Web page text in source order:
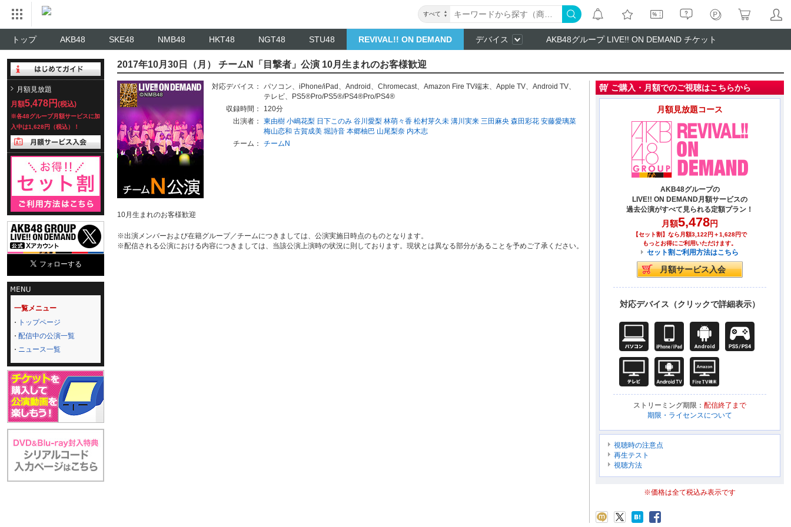
すべて
トップ AKB48 SKE48 NMB48 HKT48 NGT48 STU48 REVIVAL!! ON DEMAND デバイス AKB48グループ LIVE!! ON DEMAND チケット
月額見放題
月額5,478円 (税込)
※各48グループ月額サービスに加
入中は1,628円（税込）！
一覧メニュー
トップページ
配信中の公演一覧
ニュース一覧
2017年10月30日（月） チームN「目撃者」公演 10月生まれのお客様歓迎
対応デバイス： パソコン、 iPhone/iPad 、 Android 、 Chromecast、 Amazon Fire TV端末、 Apple TV、 Android TV、
テレビ、
PS5®Pro/PS5®/PS4®Pro/PS4®
収録時間：
120分
出演者：
東由樹 小嶋花梨 日下このみ 谷川愛梨 林萌々香 松村芽久未 溝川実来 三田麻央 森田彩花 安藤愛璃菜
梅山恋和 古賀成美 堀詩音 本郷柚巴 山尾梨奈 内木志
チーム：
チームN
10月生まれのお客様歓迎
※出演メンバーおよび在籍グループ／チームにつきましては、公演実施日時点のものとなります。
※配信される公演における内容につきましては、当該公演上演時の状況に則しております。現状とは異なる部分があることを予めご了承ください。
ご購入・月額でのご視聴はこちらから
月額見放題コース
AKB48グループの
LIVE!! ON DEMAND月額サービスの
過去公演がすべて見られる定額プラン！
月額5,478円
【セット割】なら月額3,122円＋1,628円で
もっとお得にご利用いただけます。
セット割ご利用方法はこちら
対応デバイス（クリックで詳細表示）
ストリーミング期限： 配信終了まで
期限・ライセンスについて
視聴時の注意点
再生テスト
視聴方法
※価格は全て税込み表示です